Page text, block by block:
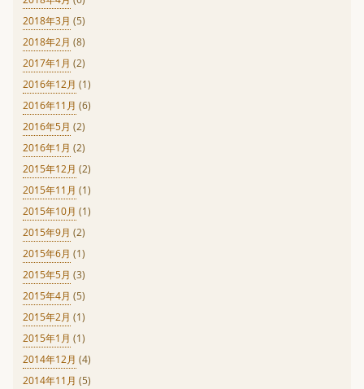
2018年3月 (5)
2018年2月 (8)
2017年1月 (2)
2016年12月 (1)
2016年11月 (6)
2016年5月 (2)
2016年1月 (2)
2015年12月 (2)
2015年11月 (1)
2015年10月 (1)
2015年9月 (2)
2015年6月 (1)
2015年5月 (3)
2015年4月 (5)
2015年2月 (1)
2015年1月 (1)
2014年12月 (4)
2014年11月 (5)